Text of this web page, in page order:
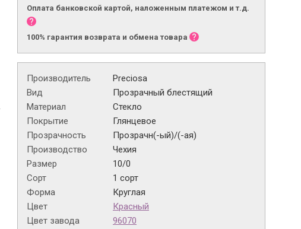
Оплата банковской картой, наложенным платежом и т.д.
100% гарантия возврата и обмена товара
Производитель
Preciosa
Вид
Прозрачный блестящий
Материал
Стекло
Покрытие
Глянцевое
Прозрачность
Прозрачн(-ый)/(-ая)
Производство
Чехия
Размер
10/0
Сорт
1 сорт
Форма
Круглая
Цвет
Красный
Цвет завода
96070